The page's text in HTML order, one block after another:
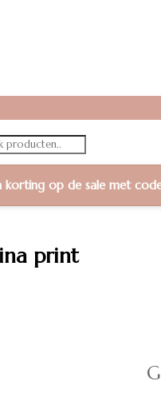
korting op de sale met
print